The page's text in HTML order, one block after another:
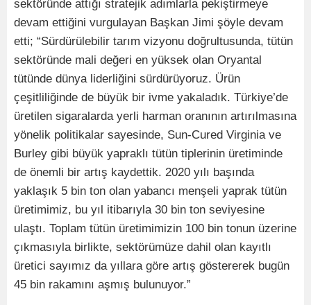
sektöründe attığı stratejik adımlarla pekiştirmeye
devam ettiğini vurgulayan Başkan Jimi şöyle devam
etti; “Sürdürülebilir tarım vizyonu doğrultusunda, tütün
sektöründe mali değeri en yüksek olan Oryantal
tütünde dünya liderliğini sürdürüyoruz. Ürün
çeşitliliğinde de büyük bir ivme yakaladık. Türkiye’de
üretilen sigaralarda yerli harman oranının artırılmasına
yönelik politikalar sayesinde, Sun-Cured Virginia ve
Burley gibi büyük yapraklı tütün tiplerinin üretiminde
de önemli bir artış kaydettik. 2020 yılı başında
yaklaşık 5 bin ton olan yabancı menşeli yaprak tütün
üretimimiz, bu yıl itibarıyla 30 bin ton seviyesine
ulaştı. Toplam tütün üretimimizin 100 bin tonun üzerine
çıkmasıyla birlikte, sektörümüze dahil olan kayıtlı
üretici sayımız da yıllara göre artış göstererek bugün
45 bin rakamını aşmış bulunuyor.”